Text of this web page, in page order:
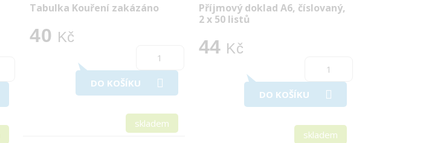
Tabulka Kouření zakázáno
40 Kč
DO KOŠÍKU
skladem
Příjmový doklad A6, číslovaný,
2 x 50 listů
44 Kč
DO KOŠÍKU
skladem